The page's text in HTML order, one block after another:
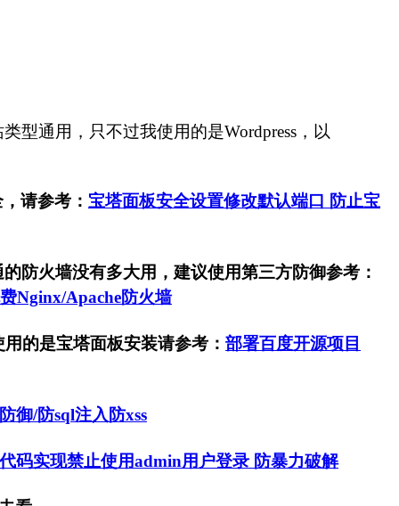
型通用，只不过我使用的是Wordpress，以
请参考： 宝塔面板安全设置修改默认端口 防止宝
防火墙没有多大用，建议使用第三方防御参考：
Nginx/Apache防火墙
的是宝塔面板安装请参考： 部署百度开源项目
御/防sql注入防xss
码实现禁止使用admin用户登录 防暴力破解